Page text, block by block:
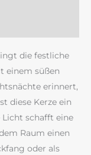
die festliche
einem süßen
erinnert,
diese Kerze ein
schafft eine
Raum einen
oder als